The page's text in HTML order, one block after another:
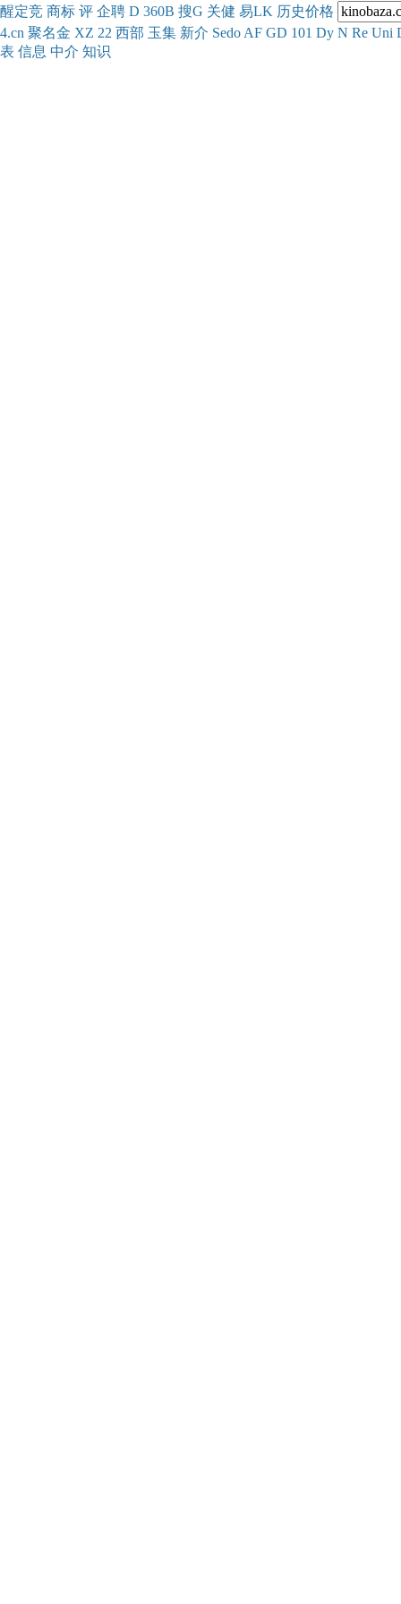
醒定竞 商标 评 企聘 D 360B 搜G 关健 易LK 历史价格
4.cn 聚名金 XZ 22 西部 玉集 新介 Sedo AF GD 101 Dy N Re Uni
表 信息 中介 知识